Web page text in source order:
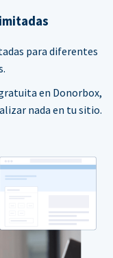
para diferentes
en Donorbox,
nada en tu sitio.